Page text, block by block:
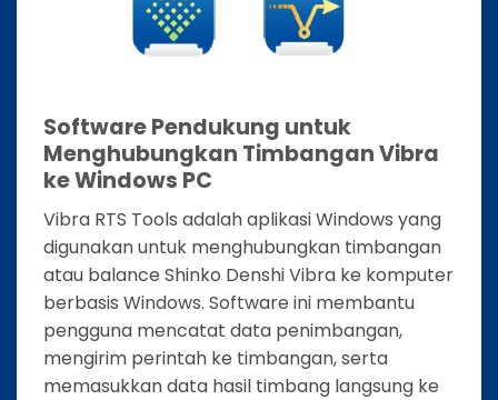
Software Pendukung untuk
Menghubungkan Timbangan Vibra
ke Windows PC
Vibra RTS Tools adalah aplikasi Windows yang
digunakan untuk menghubungkan timbangan
atau balance Shinko Denshi Vibra ke komputer
berbasis Windows. Software ini membantu
pengguna mencatat data penimbangan,
mengirim perintah ke timbangan, serta
memasukkan data hasil timbang langsung ke